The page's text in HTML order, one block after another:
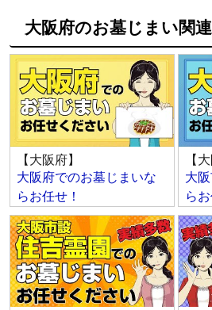
大阪府のお墓じまい関
【大阪府】
大阪府でのお墓じまいな
らお任せ！
【
大
らお